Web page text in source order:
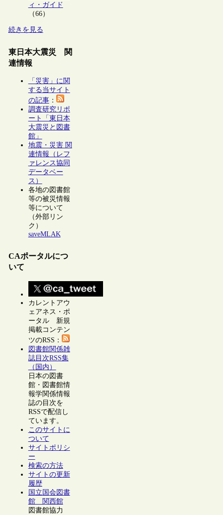
ィ・ガイド
（66）
続きを見る
東日本大震災 関
連情報
「災害」に関
する当サイト
の記事：
調査研究リポ
ート「東日本
大震災と図書
館」
地震・災害 関
連情報（レフ
ァレンス協同
データベー
ス）
各地の図書館
等の被災情報
等について
（外部リン
ク）
saveMLAK
CAポータルにつ
いて
カレントアウ
ェアネス・ポ
ータル 新規
掲載コンテン
ツのRSS：
図書館関係雑
誌目次RSS集
（国内）
日本の図書
館・図書館情
報学関係情報
誌の目次を
RSSで配信し
ています。
このサイトに
ついて
サイトポリシ
ー
検索の方法
サイトの更新
履歴
国立国会図書
館 関西館
図書館協力